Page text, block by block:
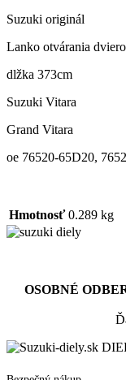
Suzuki originál
Lanko otvárania
dlžka 373cm
Suzuki Vitara
Grand Vitara
oe 76520-65D20,
Hmotnosť 0.289 kg
OSOBNÉ